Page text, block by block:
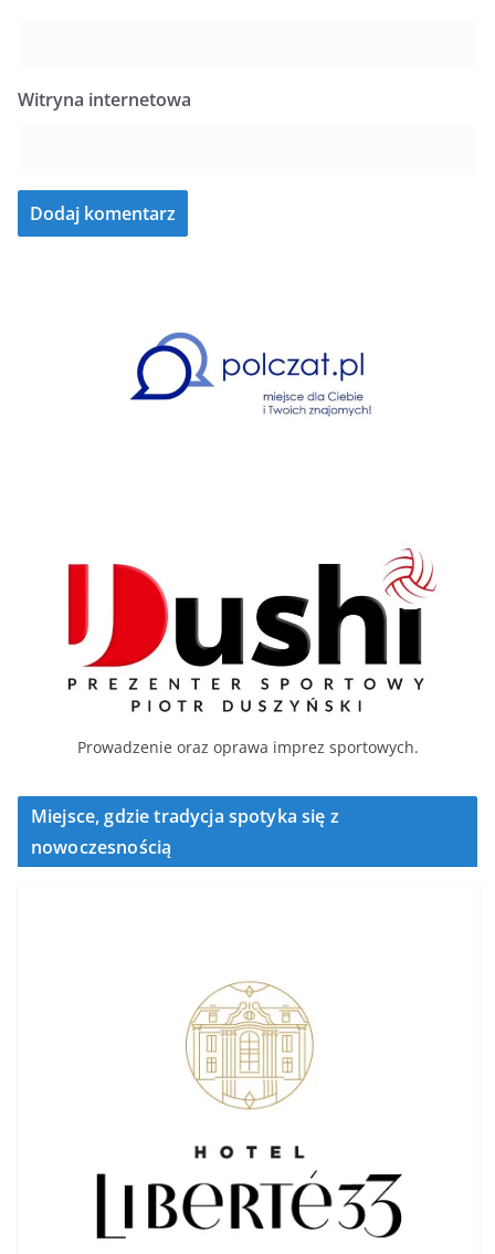
Witryna internetowa
Prowadzenie oraz oprawa imprez sportowych.
Miejsce, gdzie tradycja spotyka się z
nowoczesnością